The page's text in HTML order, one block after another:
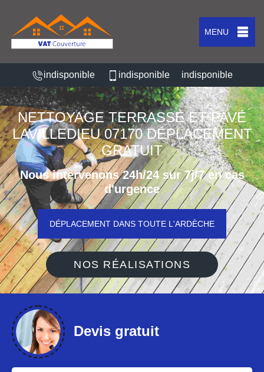
MENU
indisponible indisponible indisponible
NETTOYAGE TERRASSE ET PAVÉ
LAVILLEDIEU 07170 DÉPLACEMENT
GRATUIT
Nous intervenons 24h/24 sur 7j/7 en cas
d'urgence
DÉPLACEMENT DANS TOUTE L'ARDÈCHE
NOS RÉALISATIONS
Devis gratuit